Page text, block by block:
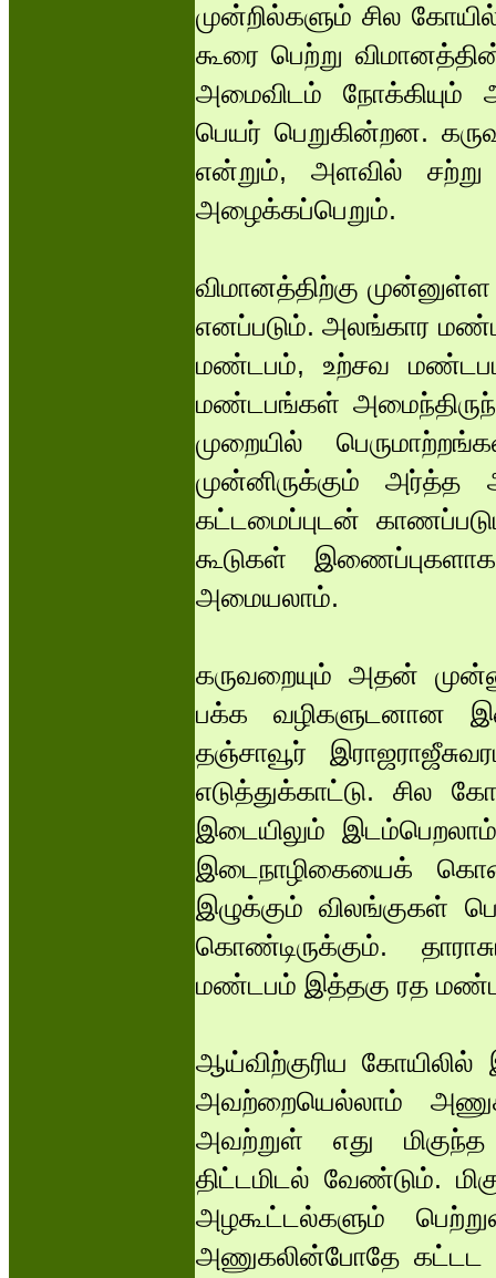
முன்றில்களும் சில
கூரை பெற்று
அமைவிடம் நோக்கியும்
பெயர் பெறுகின்றன.
என்றும், அளவில் சற்று
அழைக்கப்பெறும்.
விமானத்திற்கு
எனப்படும். அலங்கார
மண்டபம், உற்சவ
மண்டபங்கள்
முறையில்
முன்னிருக்கும் அர்த்த
கட்டமைப்புடன்
கூடுகள்
அமையலாம்.
கருவறையும் அதன்
பக்க வழிகளுடனான
தஞ்சாவூர்
எடுத்துக்காட்டு. சில
இடையிலும்
இடைநாழிகையைக்
இழுக்கும் விலங்குகள்
கொண்டிருக்கும்.
மண்டபம் இத்தகு ரத
ஆய்விற்குரிய
அவற்றையெல்லாம்
அவற்றுள் எது
திட்டமிடல் வேண்டும்.
அழகூட்டல்களும்
அணுகலின்போதே கட்டட